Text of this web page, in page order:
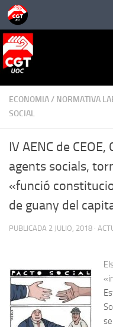
Saltar al contenido
ECONOMIA/ NORMATIVA
SOCIAL
IV AENC de CEOE,
agents socials,
«funció
de guany del
PUBLICADA 2 JULIO, 2018 ·